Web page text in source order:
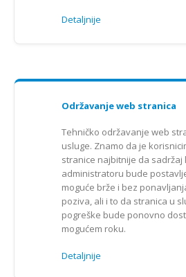
Detaljnije
Održavanje web stranica
Tehničko održavanje web
usluge. Znamo da je
stranice najbitnije da sadržaj
administratoru bude
moguće brže i bez
poziva, ali i to da stranica u
pogreške bude ponovno
mogućem roku.
Detaljnije